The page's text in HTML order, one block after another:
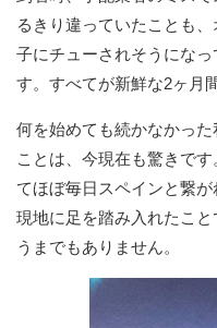
るきり違っていたことも
子にチューされそうにな
す。すべてが新鮮な2ヶ月
何を始めても続かなかっ
ことは、今現在も驚きで
てほぼ毎日スペインと繋が
現地に足を踏み入れたこ
うまでもありません。